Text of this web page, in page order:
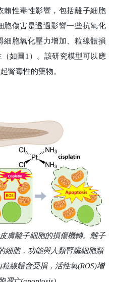
賴性毒性影響，包括離子細胞
胞傷害是透過影響一些抗氧化
細胞氧化壓力增加、粒線體損
如圖1）。該研究模型可以應
腎毒性的藥物。
膚離子細胞的損傷機轉。離子
細胞，功能與人類腎臟細胞類
線體會受損，活性氧(ROS)增